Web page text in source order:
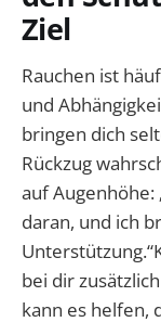
Ziel
Rauchen ist
und
bringen dich
Rückzug
auf Augenhöhe:
daran, und ich
bei dir
kann es helfen,